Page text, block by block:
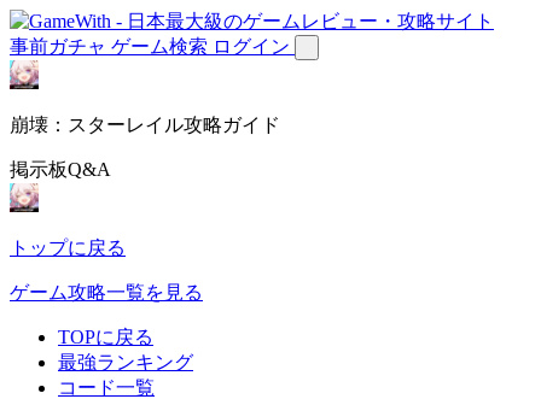
事前ガチャ ゲーム検索 ログイン
崩壊：スターレイル攻略ガイド
掲示板Q&A
トップに戻る
ゲーム攻略一覧を見る
TOPに戻る
最強ランキング
コード一覧